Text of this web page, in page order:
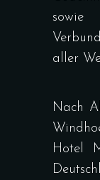
aller
Nach
Hotel